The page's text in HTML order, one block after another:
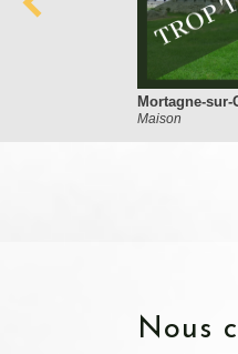
Mortagne-
Maison
nous